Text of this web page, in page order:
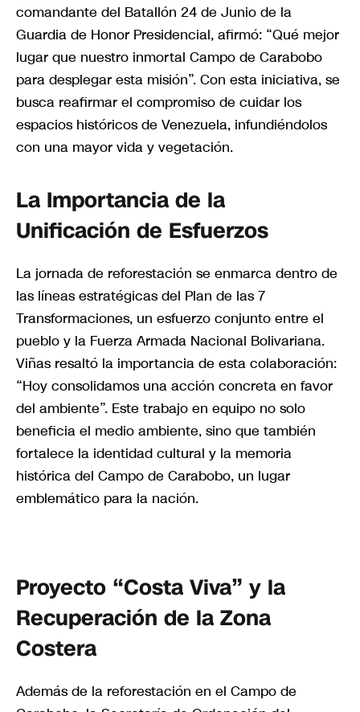
comandante del Batallón 24 de Junio de la
Guardia de Honor Presidencial, afirmó: “Qué mejor
lugar que nuestro inmortal Campo de Carabobo
para desplegar esta misión”. Con esta iniciativa, se
busca reafirmar el compromiso de cuidar los
espacios históricos de Venezuela, infundiéndolos
con una mayor vida y vegetación.
La Importancia de la
Unificación de Esfuerzos
La jornada de reforestación se enmarca dentro de
las líneas estratégicas del Plan de las 7
Transformaciones, un esfuerzo conjunto entre el
pueblo y la Fuerza Armada Nacional Bolivariana.
Viñas resaltó la importancia de esta colaboración:
“Hoy consolidamos una acción concreta en favor
del ambiente”. Este trabajo en equipo no solo
beneficia el medio ambiente, sino que también
fortalece la identidad cultural y la memoria
histórica del Campo de Carabobo, un lugar
emblemático para la nación.
Proyecto “Costa Viva” y la
Recuperación de la Zona
Costera
Además de la reforestación en el Campo de